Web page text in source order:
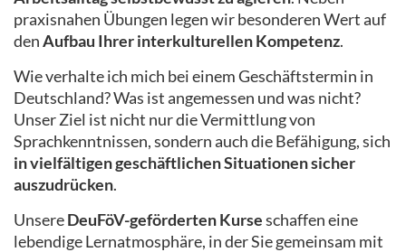
praxisnahen Übungen legen wir besonderen Wert auf
denAufbau Ihrer interkulturellen Kompetenz.
Wie verhalte ich mich bei einem Geschäftstermin in
Deutschland? Was ist angemessen und was nicht?
Unser Ziel ist nicht nur die Vermittlung von
Sprachkenntnissen, sondern auch die Befähigung, sich
in vielfältigen geschäftlichen Situationen sicher
auszudrücken.
UnsereDeuFöV-geförderten Kurseschaffen eine
lebendige Lernatmosphäre, in der Sie gemeinsam mit